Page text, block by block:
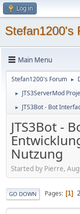
Log in
Stefan1200's
Main Menu
Stefan1200's Forum ►
► JTS3ServerMod
► JTS3Bot - Bot
JTS3Bot -
Nutzung
Started by Pierre,
GO DOWN Pages 1 2